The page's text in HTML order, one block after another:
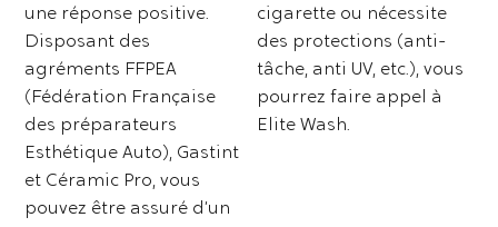
une réponse positive.
Disposant des
agréments FFPEA
(Fédération Française
des préparateurs
Esthétique Auto), Gastint
et Céramic Pro, vous
pouvez être assuré d’un
cigarette ou nécessite
des protections (anti-
tâche, anti UV, etc.), vous
pourrez faire appel à
Elite Wash.